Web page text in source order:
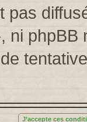
pas
ni phpBB